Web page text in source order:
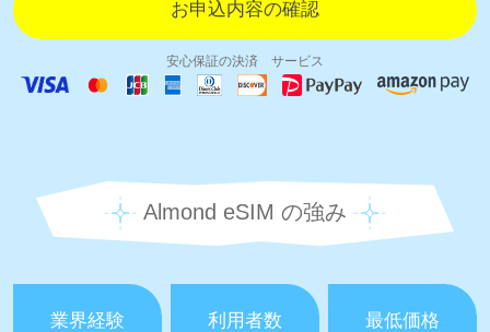
安心保証の決済 サービス
Almond eSIM の強み
業界経験 利用者数 最低価格